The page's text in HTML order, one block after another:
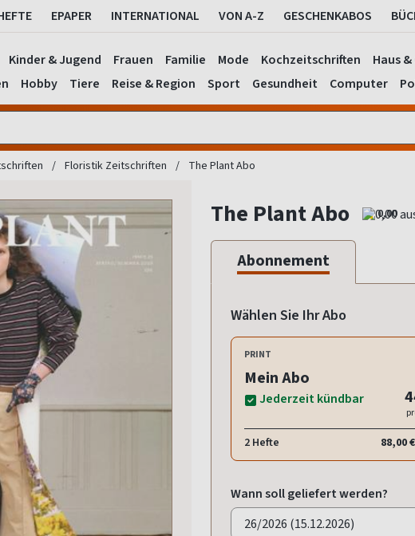
EPAPER INTERNATIONAL VON A-Z GESCHENKABOS
Kinder & Jugend Frauen Familie Mode Kochzeitschriften Haus
Hobby Tiere Reise & Region Sport Gesundheit Computer
Floristik Zeitschriften The Plant Abo
The Plant Abo 0,00
Abonnement
Wählen Sie Ihr Abo
PRINT
Mein Abo
Jederzeit kündbar
2 Hefte 88,00
Wann soll geliefert werden?